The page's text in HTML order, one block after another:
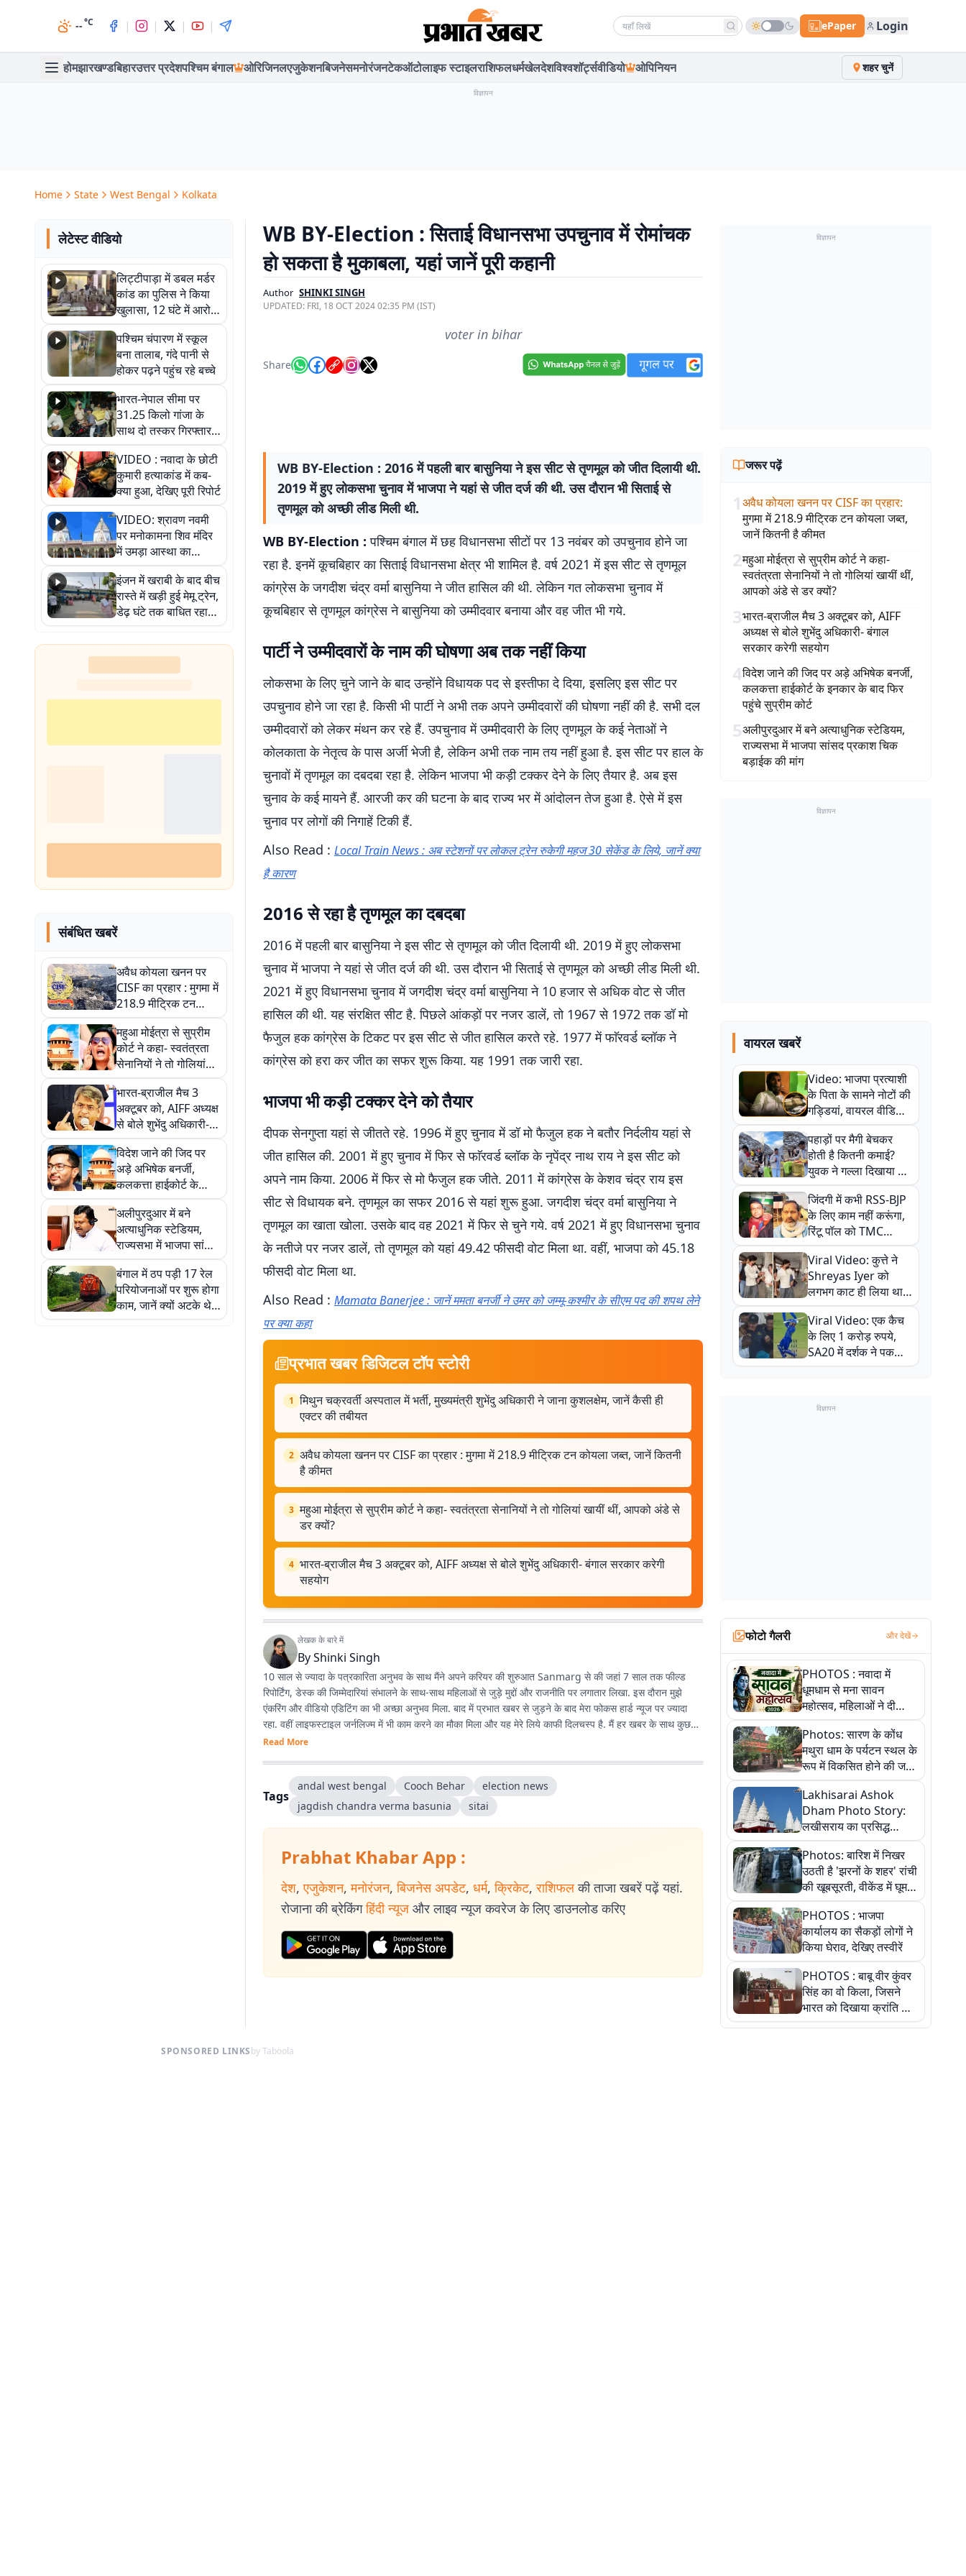
--°C | | | | Search news ePaper Login
होमझारखण्डबिहारउत्तर प्रदेशपश्चिम बंगाल ओरिजिनलएजुकेशनबिजनेसमनोरंजनटेकऑटोलाइफ स्टाइलराशिफलधर्मखेलदेशविश्वशॉर्ट्सवीडियो ओपिनियन शहर चुनें
विज्ञापन
Home State West Bengal Kolkata
लेटेस्ट वीडियो
लिट्टीपाड़ा में डबल मर्डर
कांड का पुलिस ने किया
खुलासा, 12 घंटे में आरोपी
गिरफ्तार
पश्चिम चंपारण में स्कूल
बना तालाब, गंदे पानी से
होकर पढ़ने पहुंच रहे बच्चे
भारत-नेपाल सीमा पर
31.25 किलो गांजा के
साथ दो तस्कर गिरफ्तार,
नेपाली नंबर की बाइक
जब्त
VIDEO : नवादा के छोटी
कुमारी हत्याकांड में कब-
क्या हुआ, देखिए पूरी रिपोर्ट
VIDEO: श्रावण नवमी
पर मनोकामना शिव मंदिर
में उमड़ा आस्था का
सैलाब, हर-हर महादेव के
जयघोष से गूंजा परिसर
इंजन में खराबी के बाद बीच
रास्ते में खड़ी हुई मेमू ट्रेन,
डेढ़ घंटे तक बाधित रहा
आवागमन
संबंधित खबरें
अवैध कोयला खनन पर
CISF का प्रहार : मुगमा में
218.9 मीट्रिक टन
कोयला जब्त, जानें कितनी
है कीमत
महुआ मोईत्रा से सुप्रीम
कोर्ट ने कहा- स्वतंत्रता
सेनानियों ने तो गोलियां
खायीं थीं, आपको अंडे से
डर क्यों?
भारत-ब्राजील मैच 3
अक्टूबर को, AIFF अध्यक्ष
से बोले शुभेंदु अधिकारी-
बंगाल सरकार करेगी
सहयोग
विदेश जाने की जिद पर
अड़े अभिषेक बनर्जी,
कलकत्ता हाईकोर्ट के
इनकार के बाद फिर पहुंचे
सुप्रीम कोर्ट
अलीपुरदुआर में बने
अत्याधुनिक स्टेडियम,
राज्यसभा में भाजपा सांसद
प्रकाश चिक बड़ाईक की
मांग
बंगाल में ठप पड़ी 17 रेल
परियोजनाओं पर शुरू होगा
काम, जानें क्यों अटके थे
प्रोजेक्ट
WB BY-Election : सिताई विधानसभा उपचुनाव में रोमांचक
हाे सकता है मुकाबला, यहां जानें पूरी कहानी
Author SHINKI SINGH
UPDATED: FRI, 18 OCT 2024 02:35 PM (IST)
voter in bihar
Share
WB BY-Election : 2016 में पहली बार बासुनिया ने इस सीट से तृणमूल को जीत दिलायी थी.
2019 में हुए लोकसभा चुनाव में भाजपा ने यहां से जीत दर्ज की थी. उस दौरान भी सिताई से
तृणमूल को अच्छी लीड मिली थी.
WB BY-Election : पश्चिम बंगाल में छह विधानसभा सीटों पर 13 नवंबर को उपचुनाव होने जा
रहा है. इनमें कूचबिहार का सिताई विधानसभा क्षेत्र भी शामिल है. वर्ष 2021 में इस सीट से तृणमूल
कांग्रेस के जगदीश चंद्र वर्मा बासुनिया ने जीत हासिल की थी. लेकिन गत लोकसभा चुनाव में
कूचबिहार से तृणमूल कांग्रेस ने बासुनिया को उम्मीदवार बनाया और वह जीत भी गये.
पार्टी ने उम्मीदवाराें के नाम की घोषणा अब तक नहीं किया
लोकसभा के लिए चुने जाने के बाद उन्होंने विधायक पद से इस्तीफा दे दिया, इसलिए इस सीट पर
उपचुनाव होने जा रहा है. किसी भी पार्टी ने अभी तक अपने उम्मीदवारों की घोषणा नहीं की है. सभी दल
उम्मीदवारों को लेकर मंथन कर रहे हैं. उपचुनाव में उम्मीदवारी के लिए तृणमूल के कई नेताओं ने
कोलकाता के नेतृत्व के पास अर्जी भेजी है, लेकिन अभी तक नाम तय नहीं हुआ है. इस सीट पर हाल के
चुनावों में तृणमूल का दबदबा रहा है. लेकिन भाजपा भी कड़ी टक्कर देने के लिए तैयार है. अब इस
चुनाव के कई मायने हैं. आरजी कर की घटना के बाद राज्य भर में आंदोलन तेज हुआ है. ऐसे में इस
चुनाव पर लोगों की निगाहें टिकी हैं.
Also Read : Local Train News : अब स्टेशनों पर लोकल ट्रेन रुकेगी महज 30 सेकेंड के लिये, जानें क्या
है कारण
2016 से रहा है तृणमूल का दबदबा
2016 में पहली बार बासुनिया ने इस सीट से तृणमूल को जीत दिलायी थी. 2019 में हुए लोकसभा
चुनाव में भाजपा ने यहां से जीत दर्ज की थी. उस दौरान भी सिताई से तृणमूल को अच्छी लीड मिली थी.
2021 में हुए विधानसभा चुनाव में जगदीश चंद्र वर्मा बासुनिया ने 10 हजार से अधिक वोट से जीत
हासिल की थी. यह संरक्षित सीट है. पिछले आंकड़ों पर नजर डालें, तो 1967 से 1972 तक डॉ मो
फैजुल हक कांग्रेस के टिकट पर इस सीट से जीत हासिल करते रहे. 1977 में फाॅरवर्ड ब्लॉक ने
कांग्रेस को हरा कर जीत का सफर शुरू किया. यह 1991 तक जारी रहा.
भाजपा भी कड़ी टक्कर देने को तैयार
दीपक सेनगुप्ता यहां से जीतते रहे. 1996 में हुए चुनाव में डॉ मो फैजुल हक ने बतौर निर्दलीय यहां से
जीत हासिल की. 2001 में हुए चुनाव में फिर से फाॅरवर्ड ब्लॉक के नृपेंद्र नाथ राय ने इस सीट को
अपने नाम किया. 2006 में फिर से मो फैजुल हक जीते. 2011 में कांग्रेस के केशव चंद्र राय इस
सीट से विधायक बने. तृणमूल का सफर 2016 से यहां शुरू हुआ. जगदीश चंद्र वर्मा बासुनिया ने
तृणमूल का खाता खोला. उसके बाद वह 2021 में फिर से चुने गये. वर्ष 2021 में हुए विधानसभा चुनाव
के नतीजे पर नजर डालें, तो तृणमूल को यहां 49.42 फीसदी वोट मिला था. वहीं, भाजपा को 45.18
फीसदी वोट मिला था.
Also Read : Mamata Banerjee : जानें ममता बनर्जी ने उमर को जम्मू-कश्मीर के सीएम पद की शपथ लेने
पर क्या कहा
प्रभात खबर डिजिटल टॉप स्टोरी
1 मिथुन चक्रवर्ती अस्पताल में भर्ती, मुख्यमंत्री शुभेंदु अधिकारी ने जाना कुशलक्षेम, जानें कैसी ही
एक्टर की तबीयत
2 अवैध कोयला खनन पर CISF का प्रहार : मुगमा में 218.9 मीट्रिक टन कोयला जब्त, जानें कितनी
है कीमत
3 महुआ मोईत्रा से सुप्रीम कोर्ट ने कहा- स्वतंत्रता सेनानियों ने तो गोलियां खायीं थीं, आपको अंडे से
डर क्यों?
4 भारत-ब्राजील मैच 3 अक्टूबर को, AIFF अध्यक्ष से बोले शुभेंदु अधिकारी- बंगाल सरकार करेगी
सहयोग
लेखक के बारे में
ByShinki Singh
10 साल से ज्यादा के पत्रकारिता अनुभव के साथ मैंने अपने करियर की शुरुआत Sanmarg से की जहां 7 साल तक फील्ड
रिपोर्टिंग, डेस्क की जिम्मेदारियां संभालने के साथ-साथ महिलाओं से जुड़े मुद्दों और राजनीति पर लगातार लिखा. इस दौरान मुझे
एंकरिंग और वीडियो एडिटिंग का भी अच्छा अनुभव मिला. बाद में प्रभात खबर से जुड़ने के बाद मेरा फोकस हार्ड न्यूज पर ज्यादा
रहा. वहीं लाइफस्टाइल जर्नलिज्म में भी काम करने का मौका मिला और यह मेरे लिये काफी दिलचस्प है. मैं हर खबर के साथ कुछ
नया सीखने और खुद को लगातार बेहतर बनाने में यकीन रखती हूं.
Read More
Tags
andal west bengal Cooch Behar
election news
jagdish chandra verma basunia
sitai
Prabhat Khabar App :
देश, एजुकेशन, मनोरंजन, बिजनेस अपडेट, धर्म, क्रिकेट, राशिफल की ताजा खबरें पढ़ें यहां.
रोजाना की ब्रेकिंग हिंदी न्यूज और लाइव न्यूज कवरेज के लिए डाउनलोड करिए
विज्ञापन
जरूर पढ़ें
1अवैध कोयला खनन पर CISF का प्रहार:
मुगमा में 218.9 मीट्रिक टन कोयला जब्त,
जानें कितनी है कीमत
2महुआ मोईत्रा से सुप्रीम कोर्ट ने कहा-
स्वतंत्रता सेनानियों ने तो गोलियां खायीं थीं,
आपको अंडे से डर क्यों?
3भारत-ब्राजील मैच 3 अक्टूबर को, AIFF
अध्यक्ष से बोले शुभेंदु अधिकारी- बंगाल
सरकार करेगी सहयोग
4विदेश जाने की जिद पर अड़े अभिषेक बनर्जी,
कलकत्ता हाईकोर्ट के इनकार के बाद फिर
पहुंचे सुप्रीम कोर्ट
5अलीपुरदुआर में बने अत्याधुनिक स्टेडियम,
राज्यसभा में भाजपा सांसद प्रकाश चिक
बड़ाईक की मांग
विज्ञापन
वायरल खबरें
Video: भाजपा प्रत्याशी
के पिता के सामने नोटों की
गड्डियां, वायरल वीडियो
से राजनीति में उबाल,
अजित महतो बोले- TMC
की गंदी चाल
पहाड़ों पर मैगी बेचकर
होती है कितनी कमाई?
युवक ने गल्ला दिखाया तो
नौकरी वालों के खड़े हो गए
कान
जिंदगी में कभी RSS-BJP
के लिए काम नहीं करूंगा,
रिंटू पॉल को TMC
ऑफिस में ले जाकर पीटा,
Video वायरल
Viral Video: कुत्ते ने
Shreyas Iyer को
लगभग काट ही लिया था,
न्यूजीलैंड सीरीज से पहले
बाल-बाल बचे
Viral Video: एक कैच
के लिए 1 करोड़ रुपये,
SA20 में दर्शक ने पकड़ा
एक हाथ से गजब का कैच
विज्ञापन
फोटो गैलरी और देखें
PHOTOS : नवादा में
धूमधाम से मना सावन
महोत्सव, महिलाओं ने दी
सांस्कृतिक प्रस्तुतियां
Photos: सारण के कोंध
मथुरा धाम के पर्यटन स्थल के
रूप में विकसित होने की जगी
आस, 9 तस्वीरों में देखें पूरी
कहानी
Lakhisarai Ashok
Dham Photo Story:
लखीसराय का प्रसिद्ध
अशोक धाम—आस्था,
श्रृंगार, अनुष्ठान और
अलौकिक संध्या आरती के
विहंगम दृश्य
Photos: बारिश में निखर
उठती है 'झरनों के शहर' रांची
की खूबसूरती, वीकेंड में घूम
आएं ये 5 वादियां
PHOTOS : भाजपा
कार्यालय का सैकड़ों लोगों ने
किया घेराव, देखिए तस्वीरें
PHOTOS : बाबू वीर कुंवर
सिंह का वो किला, जिसने
भारत को दिखाया क्रांति का
रास्ता: तस्वीरों में देखिए
SPONSORED LINKSby Taboola